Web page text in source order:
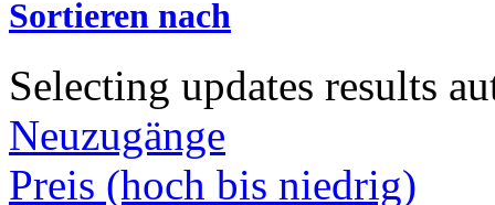
Sortieren nach
Selecting updates results
Neuzugänge
Preis (hoch bis niedrig)